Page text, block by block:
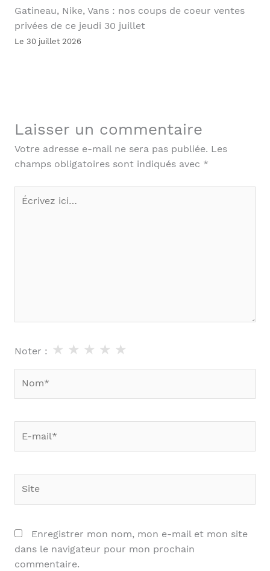
Gatineau, Nike, Vans : nos coups de coeur ventes
privées de ce jeudi 30 juillet
Le 30 juillet 2026
Laisser un commentaire
Votre adresse e-mail ne sera pas publiée. Les
champs obligatoires sont indiqués avec *
Écrivez
Noter : ★
★
★
★
★
mail*
Enregistrer mon nom, mon e-mail et mon site
dans le navigateur pour mon prochain
commentaire.